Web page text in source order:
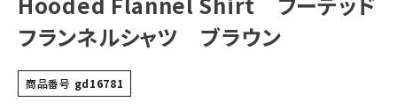
ニット帽・ビーニー
その他バッグ類
フランネルシャツ ブラウン
商品番号 gd16781